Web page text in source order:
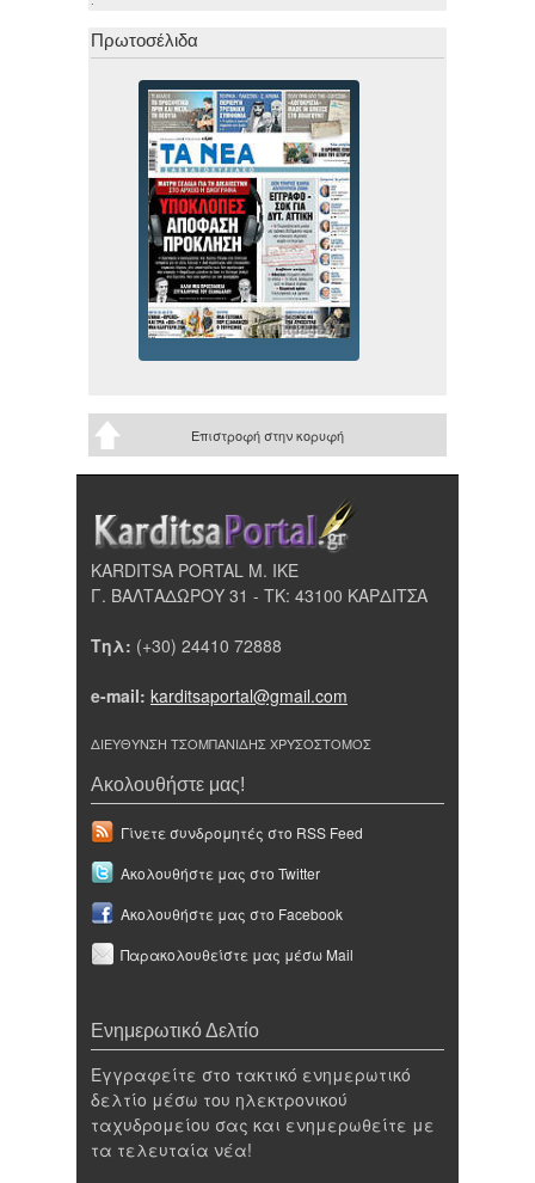
Πρωτοσέλιδα
Επιστροφή στην κορυφή
KARDITSA PORTAL Μ. ΙΚΕ
Γ. ΒΑΛΤΑΔΩΡΟΥ 31 - ΤΚ: 43100 ΚΑΡΔΙΤΣΑ
Τηλ: (+30) 24410 72888
e-mail: karditsaportal@gmail.com
ΔΙΕΥΘΥΝΣΗ ΤΣΟΜΠΑΝΙΔΗΣ ΧΡΥΣΟΣΤΟΜΟΣ
Ακολουθήστε μας!
Γίνετε συνδρομητές στο RSS Feed
Ακολουθήστε μας στο Twitter
Ακολουθήστε μας στο Facebook
Παρακολουθείστε μας μέσω Mail
Ενημερωτικό Δελτίο
Εγγραφείτε στο τακτικό ενημερωτικό
δελτίο μέσω του ηλεκτρονικού
ταχυδρομείου σας και ενημερωθείτε με
τα τελευταία νέα!